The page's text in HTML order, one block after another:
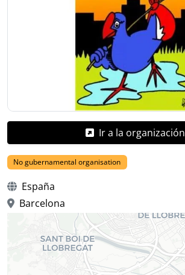
Ir a la organización
No gubernamental organisation
España
Barcelona